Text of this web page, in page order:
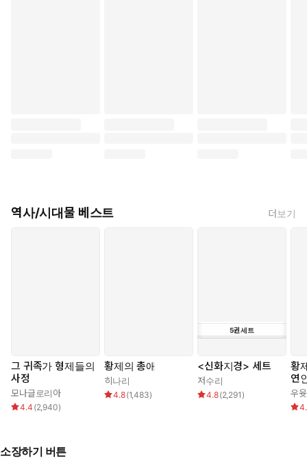
역사/시대물 베스트 더보기
그 귀족가 형제들의
사정
모나글로리아
4.4 (2,940)
황제의 총애
히나리
4.8(1,483)
5권세트
<신화지경> 세트
저수리
4.8(2,291 )
황
연
우윳
소장하기 버튼